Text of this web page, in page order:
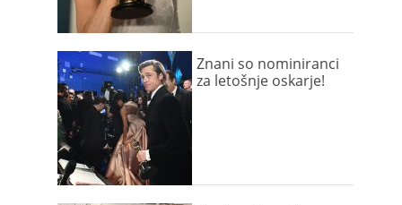
Znani so nominiranci
za letošnje oskarje!